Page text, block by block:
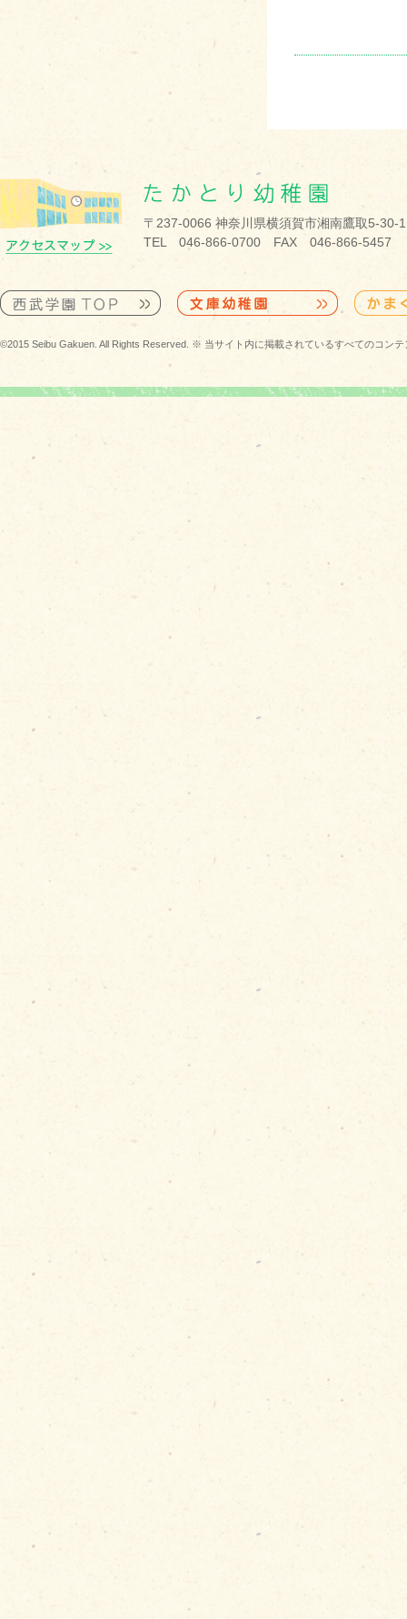
〒237-0066 神奈川県横須賀市湘南鷹取5-30-1
TEL 046-866-0700 FAX 046-866-5457
©2015 Seibu Gakuen. All Rights Reserved. ※ 当サイト内に掲載されているすべてのコン